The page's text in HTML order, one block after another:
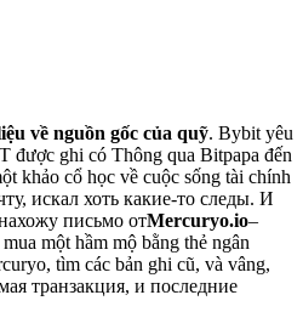
về nguồn gốc của quỹ. Bybit yêu
được ghi có Thông qua Bitpapa đến
khảo cổ học về cuộc sống tài chính
искал хоть какие-то следы. И
письмо отMercuryo.io–
một hầm mộ bằng thẻ ngân
tìm các bản ghi cũ, và vâng,
транзакция, и последние